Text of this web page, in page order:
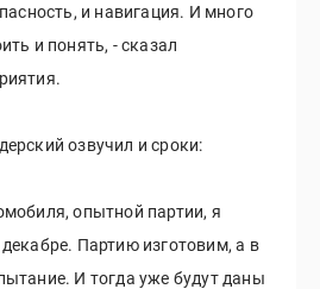
и навигация. И много
и понять, - сказал
озвучил и сроки:
опытной партии, я
Партию изготовим, а в
И тогда уже будут даны